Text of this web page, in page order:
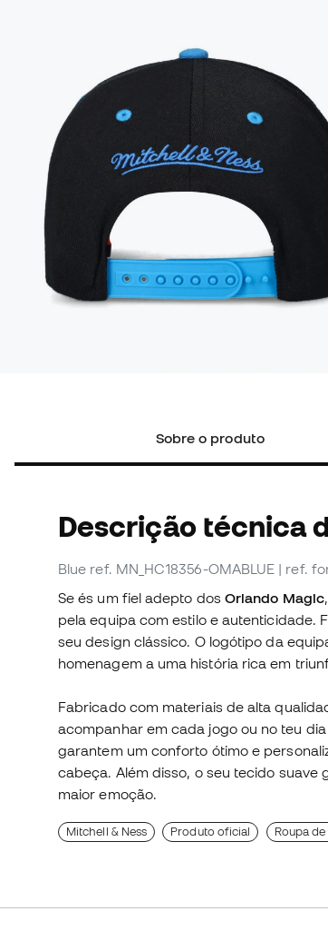
Sobre o produto
Descrição técnica
Blue ref. MN_HC18356-OMABLUE | ref.
Se és um fiel adepto dos Orlando Magic
pela equipa com estilo e autenticidade.
seu design clássico. O logótipo da
homenagem a uma história rica em
Fabricado com materiais de alta
acompanhar em cada jogo ou no teu
garantem um conforto ótimo e
cabeça. Além disso, o seu tecido
maior emoção.
Mitchell & Ness Produto oficial Roupa